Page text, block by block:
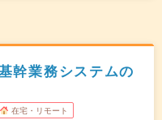
幹業務システムの
在宅・リモート